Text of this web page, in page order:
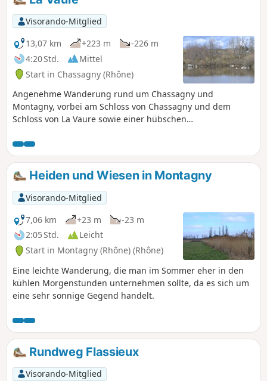
Visorando-Mitglied
13,07 km
+223 m
-226 m
4:20 Std.
Mittel
Start in Chassagny (Rhône)
Angenehme Wanderung rund um Chassagny und
Montagny, vorbei am Schloss von Chassagny und dem
Schloss von La Vaure sowie einer hübschen
Heiden und Wiesen in Montagny
Visorando-Mitglied
7,06 km
+23 m
-23 m
2:05 Std.
Leicht
Start in Montagny (Rhône) (Rhône)
Eine leichte Wanderung, die man im Sommer eher in den
kühlen Morgenstunden unternehmen sollte, da es sich um
eine sehr sonnige Gegend handelt.
Rundweg Flassieux
Visorando-Mitglied